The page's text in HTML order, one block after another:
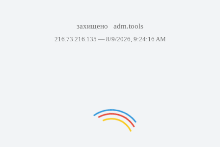
захищено adm.tools
216.73.216.135 — 8/9/2026, 9:24:16 AM